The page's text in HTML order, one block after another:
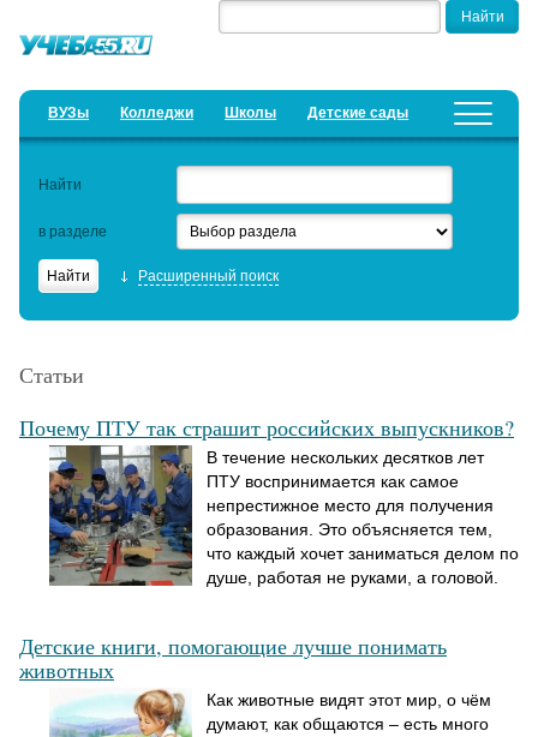
ВУЗы Колледжи Школы Детские сады
Добавить уч. заведение Предложить новость
Актуальные статьи
Найти
в разделе
Расширенный поиск
Статьи
Почему ПТУ так страшит российских выпускников?
В течение нескольких десятков лет
ПТУ воспринимается как самое
непрестижное место для получения
образования. Это объясняется тем,
что каждый хочет заниматься делом по
душе, работая не руками, а головой.
Детские книги, помогающие лучше понимать
животных
Как животные видят этот мир, о чём
думают, как общаются – есть много